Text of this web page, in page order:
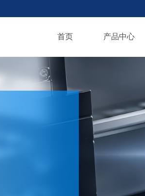
首页 产品中心